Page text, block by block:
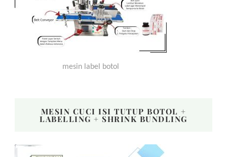
mesin label botol
MESIN CUCI ISI TUTUP BOTOL +
LABELLING + SHRINK BUNDLING